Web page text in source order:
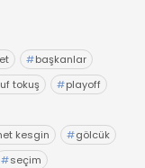
#başkanlar
tokuş #playoff
kesgin #gölcük
#seçim